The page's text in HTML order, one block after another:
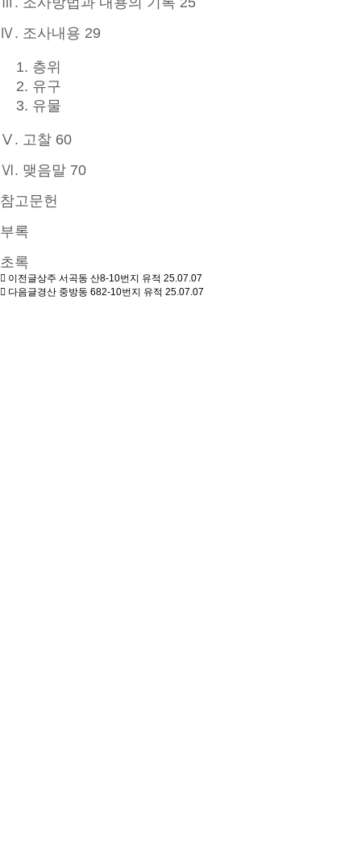
Ⅳ. 조사내용 29
층위
유구
유물
Ⅴ. 고찰 60
Ⅵ. 맺음말 70
참고문헌
부록
초록
이전글상주 서곡동 산8-10번지 유적 25.07.07
다음글경산 중방동 682-10번지 유적 25.07.07